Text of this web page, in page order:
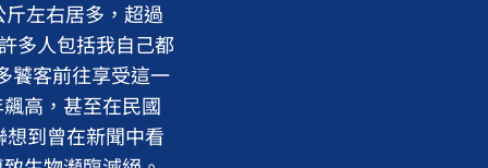
左右居多，超過
多人包括我自己都
饕客前往享受這一
高，甚至在民國
到曾在新聞中看